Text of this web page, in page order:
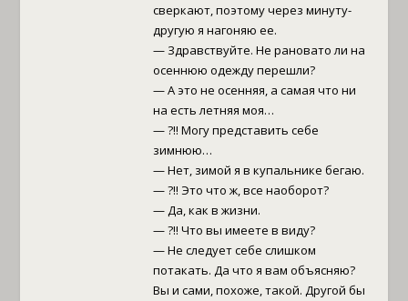
сверкают, поэтому через минуту-
другую я нагоняю ее.
— Здравствуйте. Не рановато ли на
осеннюю одежду перешли?
— А это не осенняя, а самая что ни
на есть летняя моя…
— ?!! Могу представить себе
зимнюю…
— Нет, зимой я в купальнике бегаю.
— ?!! Это что ж, все наоборот?
— Да, как в жизни.
— ?!! Что вы имеете в виду?
— Не следует себе слишком
потакать. Да что я вам объясняю?
Вы и сами, похоже, такой. Другой бы